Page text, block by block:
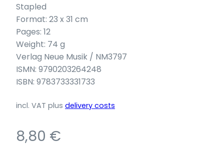
Stapled
Format: 23 x 31 cm
Pages: 12
Weight: 74 g
Verlag Neue Musik / NM3797
ISMN: 9790203264248
ISBN: 9783733331733
incl. VAT plus delivery costs
8,80 €